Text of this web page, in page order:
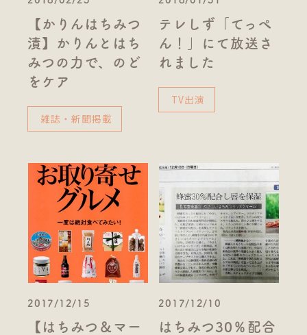
【かりんはちみつ
漬】かりんとはち
みつの力で、のど
をケア
雑誌・新聞掲載
テレしず「てっぺ
ん！」にて放送さ
れました
TV出演
2017/12/15
【はちみつ＆マー
2017/12/10
はちみつ30％配合